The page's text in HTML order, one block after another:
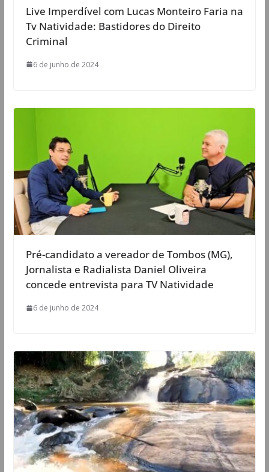
Live Imperdível com Lucas Monteiro Faria na
Tv Natividade: Bastidores do Direito
Criminal
6 de junho de 2024
Pré-candidato a vereador de Tombos (MG),
Jornalista e Radialista Daniel Oliveira
concede entrevista para TV Natividade
6 de junho de 2024